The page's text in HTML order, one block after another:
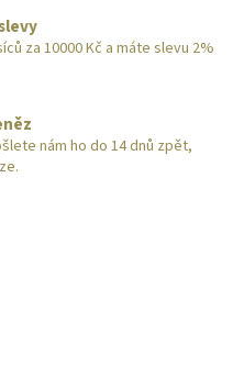
za 10000 Kč a máte slevu 2%
nám ho do 14 dnů zpět,